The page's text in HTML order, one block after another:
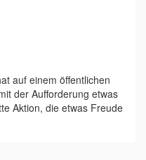
auf einem öffentlichen
der Aufforderung etwas
Aktion, die etwas Freude